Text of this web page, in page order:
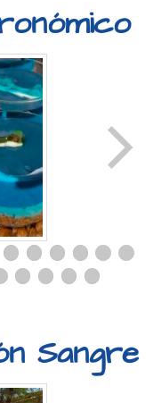
Sangre